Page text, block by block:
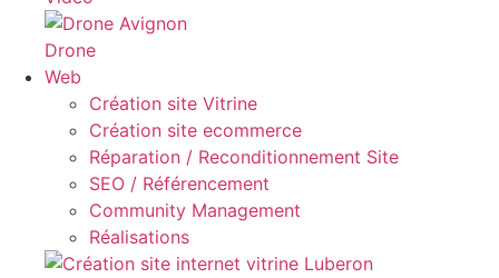
Drone
Web
Création site Vitrine
Création site ecommerce
Réparation / Reconditionnement Site
SEO / Référencement
Community Management
Réalisations